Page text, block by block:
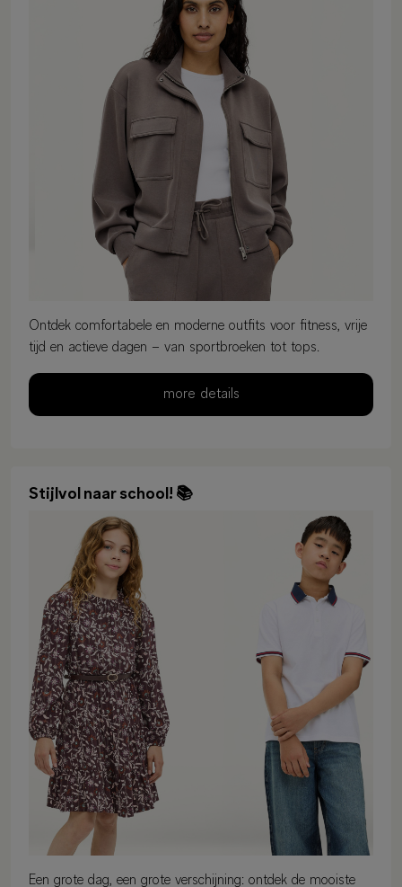
Ontdek comfortabele en moderne outfits voor fitness, vrije
tijd en actieve dagen – van sportbroeken tot tops.
more details
Stijlvol naar school! 📚
Een grote dag, een grote verschijning: ontdek de mooiste